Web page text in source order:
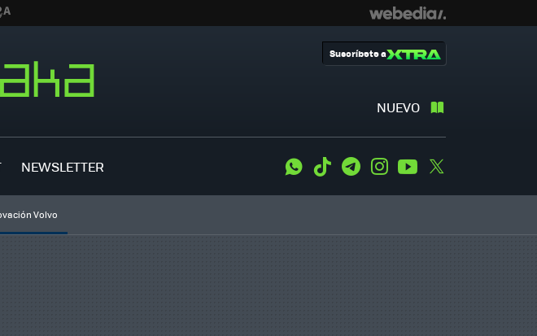
NUEVO
Suscríbete a
NEWSLETTER WhatsApp
Tiktok TelegramInstagramYoutube
Volvo